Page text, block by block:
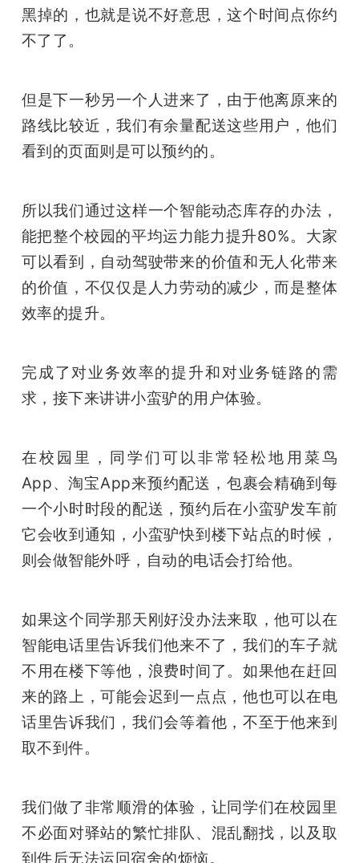
黑掉的，也就是说不好意思，这个时间点你约
不了了。
但是下一秒另一个人进来了，由于他离原来的
路线比较近，我们有余量配送这些用户，他们
看到的页面则是可以预约的。
所以我们通过这样一个智能动态库存的办法，
能把整个校园的平均运力能力提升80%。大家
可以看到，自动驾驶带来的价值和无人化带来
的价值，不仅仅是人力劳动的减少，而是整体
效率的提升。
完成了对业务效率的提升和对业务链路的需
求，接下来讲讲小蛮驴的用户体验。
在校园里，同学们可以非常轻松地用菜鸟
App、淘宝App来预约配送，包裹会精确到每
一个小时时段的配送，预约后在小蛮驴发车前
它会收到通知，小蛮驴快到楼下站点的时候，
则会做智能外呼，自动的电话会打给他。
如果这个同学那天刚好没办法来取，他可以在
智能电话里告诉我们他来不了，我们的车子就
不用在楼下等他，浪费时间了。如果他在赶回
来的路上，可能会迟到一点点，他也可以在电
话里告诉我们，我们会等着他，不至于他来到
取不到件。
我们做了非常顺滑的体验，让同学们在校园里
不必面对驿站的繁忙排队、混乱翻找，以及取
到件后无法运回宿舍的烦恼。